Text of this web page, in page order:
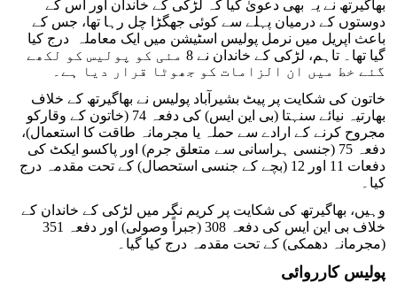
بھاگیرتھ نے یہ بھی دعویٰ کیا کہ لڑکی کے خاندان اور اس کے
دوستوں کے درمیان پہلے سے کوئی جھگڑا چل رہا تھا، جس کے
باعث اپریل میں نرمل پولیس اسٹیشن میں ایک معاملہ درج کیا
گیا تھا۔ تاہم، لڑکی کے خاندان نے 8 مئی کو پولیس کو لکھے
گئے خط میں ان الزامات کو جھوٹا قرار دیا ہے۔
خاتون کی شکایت پر پیٹ بشیرآباد پولیس نے بھاگیرتھ کے خلاف
بھارتیہ نیائے سنہتا (بی این ایس) کی دفعہ 74 (خاتون کے وقارکو
مجروح کرنے کے ارادے سے حملہ یا مجرمانہ طاقت کا استعمال)،
دفعہ 75 (جنسی ہراسانی سے متعلق جرم) اور پاکسو ایکٹ کی
دفعات 11 اور 12 (بچے کے جنسی استحصال) کے تحت مقدمہ درج
کیا۔
وہیں، بھاگیرتھ کی شکایت پر کریم نگر میں لڑکی کے خاندان کے
خلاف بی این ایس کی دفعہ 308 (جبراً وصولی) اور دفعہ 351
(مجرمانہ دھمکی) کے تحت مقدمہ درج کیا گیا۔
پولیس کارروائی